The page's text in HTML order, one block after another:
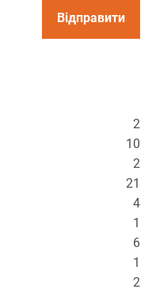
2
10
2
21
4
1
6
1
2